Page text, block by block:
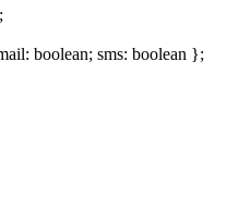
;
: boolean; sms: boolean };